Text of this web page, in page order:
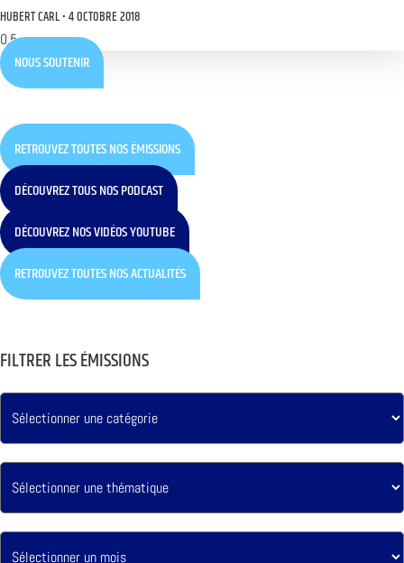
HUBERT CARL 4 OCTOBRE 2018
NOUS SOUTENIR
RETROUVEZ TOUTES NOS ÉMISSIONS
DÉCOUVREZ TOUS NOS PODCAST
DÉCOUVREZ NOS VIDÉOS YOUTUBE
RETROUVEZ TOUTES NOS ACTUALITÉS
FILTRER LES ÉMISSIONS